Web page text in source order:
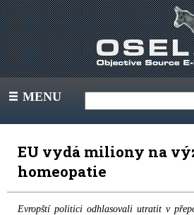
III MENU
EU vydá miliony na
homeopatie
Evropští politici odhlasovali utratit v